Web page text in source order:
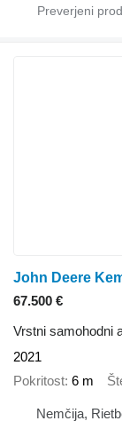
John Deere
67.500 €
Vrstni samohodni
2021
Pokritost 6 m
Nemčija,